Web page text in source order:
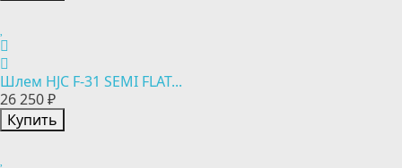
Шлем HJC F-31 SEMI FLAT...
26 250 ₽
Купить